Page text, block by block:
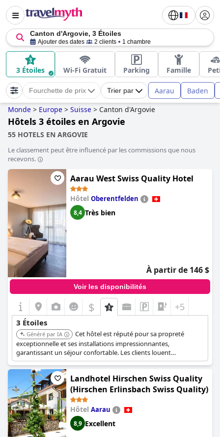
Canton d'Argovie, 3 Étoiles
Ajouter des dates 2 clients 1 chambre
3 Étoiles Wi-Fi Gratuit Parking Famille
Fourchette de prix Trier par Aarau Baden
Monde > Europe > Suisse > Canton d'Argovie
Hôtels 3 étoiles en Argovie
55 HOTELS EN ARGOVIE
Le classement peut être influencé par les commissions que nous
recevons.
Aarau West Swiss Quality Hotel
Hôtel Oberentfelden
8,4 Très bien
À partir de 146 $
Voir les disponibilités
$ +5
3 Étoiles
Généré par IA
Cet hôtel est réputé pour sa propreté
exceptionnelle et ses installations impressionnantes,
garantissant un séjour confortable. Les clients louent
constamment le personnel amical et attentif, ce qui en fait un
choix de premier ordre pour les voyageurs d'affaires et de
loisirs. Sa note globale est de 8,4, avec une performance du
personnel notée à 8,8 et une propreté à 8,9.
Landhotel Hirschen Swiss Quality
(Hirschen Erlinsbach Swiss Quality)
Hôtel Aarau
8,9 Excellent